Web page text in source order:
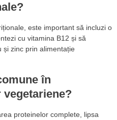
este important să incluzi o
cu vitamina B12 și să
și zinc prin alimentație
în
proteinelor complete, lipsa